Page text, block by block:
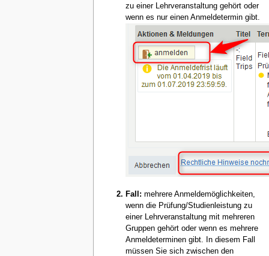
zu einer Lehrveranstaltung gehört oder
wenn es nur einen Anmeldetermin gibt.
Fall: mehrere Anmeldemöglichkeiten,
wenn die Prüfung/Studienleistung zu
einer Lehrveranstaltung mit mehreren
Gruppen gehört oder wenn es mehrere
Anmeldeterminen gibt. In diesem Fall
müssen Sie sich zwischen den